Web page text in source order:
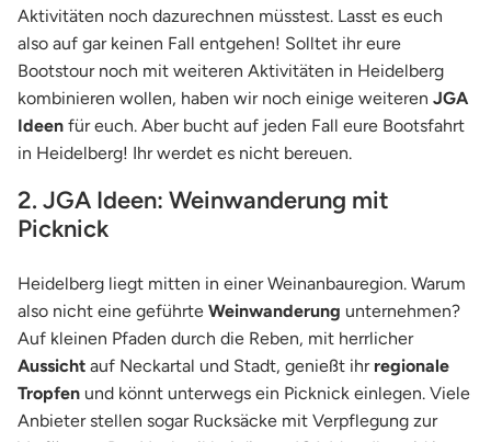
Aktivitäten noch dazurechnen müsstest. Lasst es euch
also auf gar keinen Fall entgehen! Solltet ihr eure
Bootstour noch mit weiteren Aktivitäten in Heidelberg
kombinieren wollen, haben wir noch einige weiteren JGA
Ideen für euch. Aber bucht auf jeden Fall eure Bootsfahrt
in Heidelberg! Ihr werdet es nicht bereuen.
2. JGA Ideen: Weinwanderung mit
Picknick
Heidelberg liegt mitten in einer Weinanbauregion. Warum
also nicht eine geführte Weinwanderung unternehmen?
Auf kleinen Pfaden durch die Reben, mit herrlicher
Aussicht auf Neckartal und Stadt, genießt ihrregionale
Tropfen und könnt unterwegs ein Picknick einlegen. Viele
Anbieter stellen sogar Rucksäcke mit Verpflegung zur